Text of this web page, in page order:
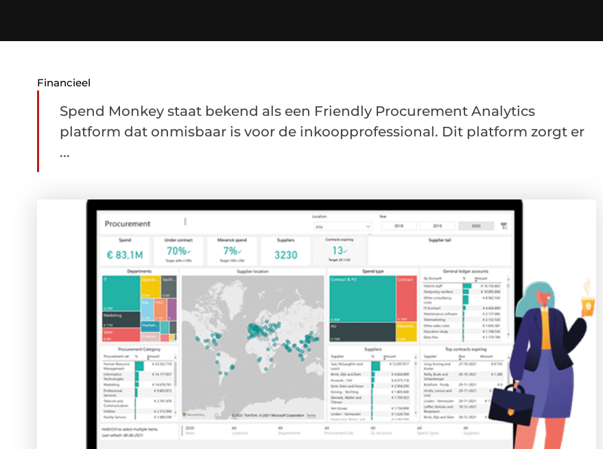
Financieel
Spend Monkey staat bekend als een Friendly Procurement Analytics
platform dat onmisbaar is voor de inkoopprofessional. Dit platform zorgt er
...